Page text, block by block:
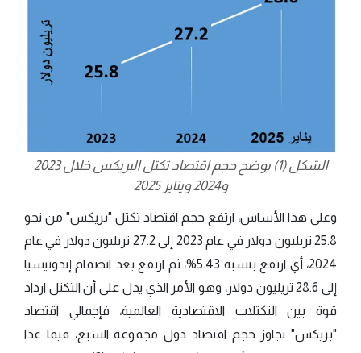
الشكل (1) يوضح حجم اقتصاد تكتل البريكس خلال 2023
و2024 ويناير 2025
وعلى هذا الأساس، ارتفع حجم اقتصاد تكتل "بريكس" من نحو
25.8 تريليون دولار في عام 2023 إلى 27.2 تريليون دولار في عام
2024، أي ارتفع بنسبة 5.43%، ثم ارتفع بعد انضمام إندونيسيا
إلى 28.6 تريليون دولار، وهو الأمر الذي يدل على أن التكتل ازداد
قوة بين التكتلات الاقتصادية العالمية، فإجمالي اقتصاد
"بريكس" تجاوز حجم اقتصاد دول مجموعة السبع، فيما عدا